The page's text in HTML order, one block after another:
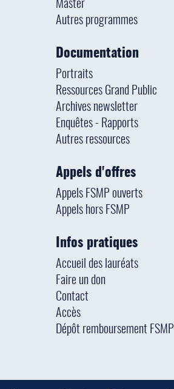
Master
Autres programmes
Documentation
Portraits
Ressources Grand Public
Archives newsletter
Enquêtes - Rapports
Autres ressources
Appels d'offres
Appels FSMP ouverts
Appels hors FSMP
Infos pratiques
Accueil des lauréats
Faire un don
Contact
Accès
Dépôt remboursement FSMP